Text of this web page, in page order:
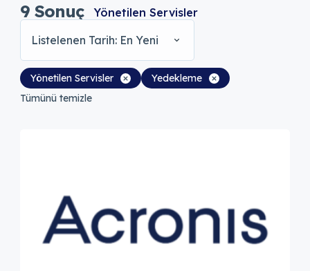
9 Sonuç
Yönetilen Servisler
Listelenen Tarih: En Yeni
Yönetilen Servisler
Yedekleme
Tümünü temizle